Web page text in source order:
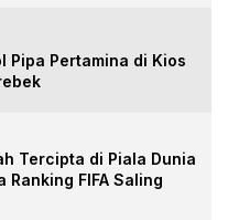
Pipa Pertamina di Kios
Tercipta di Piala Dunia
Ranking FIFA Saling